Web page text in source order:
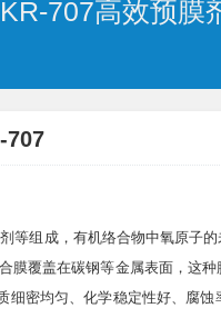
KR-707高效预膜
707
等组成，有机络合物中氧原子
覆盖在碳钢等金属表面，这
细密均匀、化学稳定性好、腐